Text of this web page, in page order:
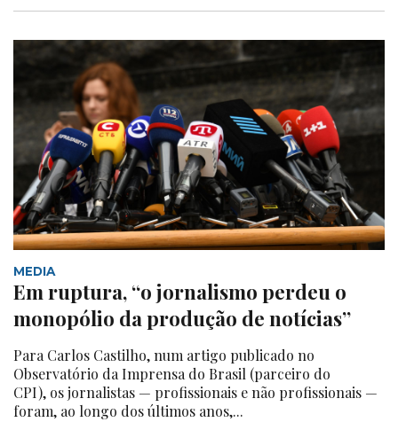
MEDIA
Em ruptura, “o jornalismo perdeu o
monopólio da produção de notícias”
Para Carlos Castilho, num artigo publicado no
Observatório da Imprensa do Brasil (parceiro do
CPI), os jornalistas — profissionais e não profissionais —
foram, ao longo dos últimos anos,...